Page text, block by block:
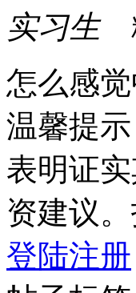
实习生
怎么感
温馨提
表明证
资建议
登陆注册